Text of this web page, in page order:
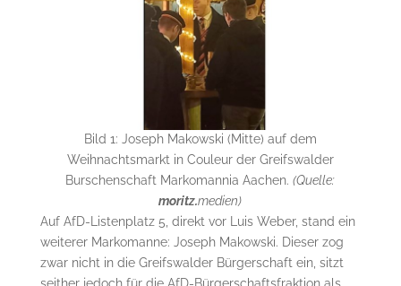
Bild 1: Joseph Makowski (Mitte) auf dem
Weihnachtsmarkt in Couleur der Greifswalder
Burschenschaft Markomannia Aachen.(Quelle:
moritz.medien)
Auf AfD-Listenplatz 5, direkt vor Luis Weber, stand ein
weiterer Markomanne: Joseph Makowski. Dieser zog
zwar nicht in die Greifswalder Bürgerschaft ein, sitzt